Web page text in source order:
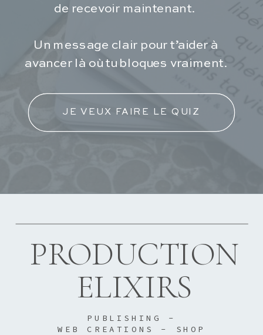
JE VEUX FAIRE LE QUIZ
de recevoir maintenant.
Un message clair pour t’aider à
avancer là où tu bloques vraiment.
PRODUCTION
ELIXIRS
PUBLISHING -
WEB CREATIONS - SHOP